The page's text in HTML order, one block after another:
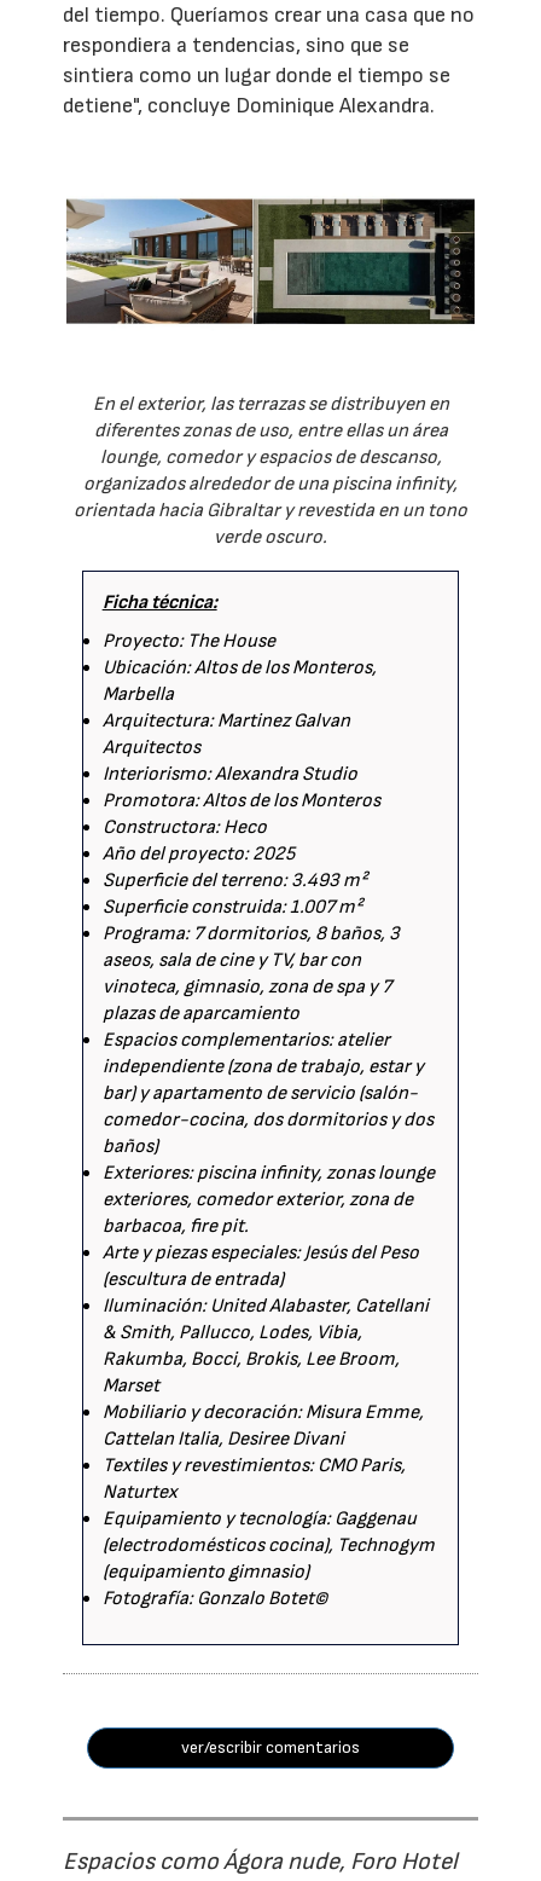
del tiempo. Queríamos crear una casa que no
respondiera a tendencias, sino que se
sintiera como un lugar donde el tiempo se
detiene", concluye Dominique Alexandra.
En el exterior, las terrazas se distribuyen en
diferentes zonas de uso, entre ellas un área
lounge, comedor y espacios de descanso,
organizados alrededor de una piscina infinity,
orientada hacia Gibraltar y revestida en un tono
verde oscuro.
Ficha técnica:
Proyecto: The House
Ubicación: Altos de los Monteros,
Marbella
Arquitectura: Martinez Galvan
Arquitectos
Interiorismo: Alexandra Studio
Promotora: Altos de los Monteros
Constructora: Heco
Año del proyecto: 2025
Superficie del terreno: 3.493 m²
Superficie construida: 1.007 m²
Programa: 7 dormitorios, 8 baños, 3
aseos, sala de cine y TV, bar con
vinoteca, gimnasio, zona de spa y 7
plazas de aparcamiento
Espacios complementarios: atelier
independiente (zona de trabajo, estar y
bar) y apartamento de servicio (salón-
comedor-cocina, dos dormitorios y dos
baños)
Exteriores: piscina infinity, zonas lounge
exteriores, comedor exterior, zona de
barbacoa, fire pit.
Arte y piezas especiales: Jesús del Peso
(escultura de entrada)
Iluminación: United Alabaster, Catellani
& Smith, Pallucco, Lodes, Vibia,
Rakumba, Bocci, Brokis, Lee Broom,
Marset
Mobiliario y decoración: Misura Emme,
Cattelan Italia, Desiree Divani
Textiles y revestimientos: CMO Paris,
Naturtex
Equipamiento y tecnología: Gaggenau
(electrodomésticos cocina), Technogym
(equipamiento gimnasio)
Fotografía: Gonzalo Botet©
ver/escribir comentarios
Espacios como Ágora nude, Foro Hotel